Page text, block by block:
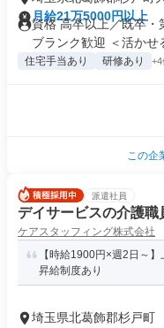
月給21万5000円以上
資格 高卒以上／既卒・
ブランク歓迎 ＜活かせ
住宅手当あり 研修あり +4
この企
派遣社員
デイサービスの介護職
ケアスタッフィング株式会社
【時給1900円×週2日～
昇給制度あり
埼玉県北葛飾郡杉戸町